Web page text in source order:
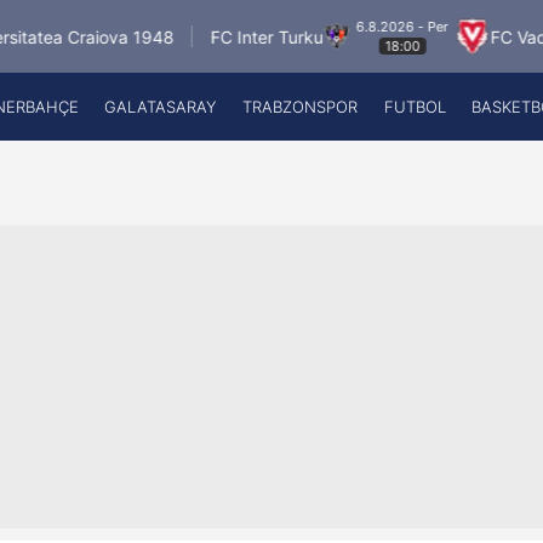
1948 FC Inter Turku
6.8.2026 - Per
18:00
FC Vaduz
GALATASARAY TRABZONSPOR FUTBOL